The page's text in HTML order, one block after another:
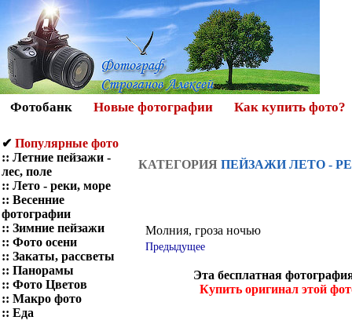
Фотобанк Новые фотографии Как купить фото?
✔ Популярные фото
:: Летние пейзажи -
лес, поле
:: Лето - реки, море
:: Весенние
фотографии
:: Зимние пейзажи
:: Фото осени
:: Закаты, рассветы
:: Панорамы
:: Фото Цветов
:: Макро фото
:: Еда
КАТЕГОРИЯ ПЕЙЗАЖИ ЛЕТО -
Молния, гроза ночью
Предыдущее
Эта бесплатная
Купить оригинал этой